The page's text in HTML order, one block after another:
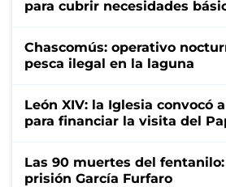
para cubrir necesidades
Chascomús: operativo
pesca ilegal en la laguna
León XIV: la Iglesia convocó
para financiar la visita del
Las 90 muertes del
prisión García Furfaro